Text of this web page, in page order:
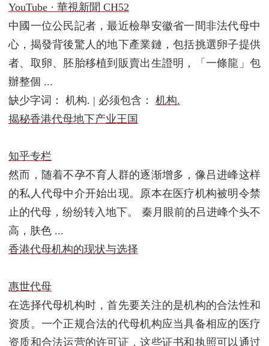
YouTube · 華視新聞 CH52
中國一位公民記者，最近檢舉安徽省一間非法代母中
心，揭發背後驚人的地下產業鏈，包括挑選卵子提供
者、取卵、胚胎移植到販賣出生證明，「一條龍」包
辦整個 ...
缺少字词： 机构. ‎| 必须包含： 机构.
揭秘香港代母地下产业王国
知乎专栏
然而，随着不孕不育人群的逐渐增多，像吕进峰这样
的私人代母中介开始出现。原本在医疗机构被明令禁
止的代母，纷纷转入地下。 秦月眼前的吕进峰个头不
高，肤色 ...
香港代母机构的现状与选择
惠世代母
在选择代母机构时，首先要关注的是机构的合法性和
资质。一个正规合法的代母机构应当具备相应的医疗
资质和合法运营的许可证，这些证书和执照可以通过